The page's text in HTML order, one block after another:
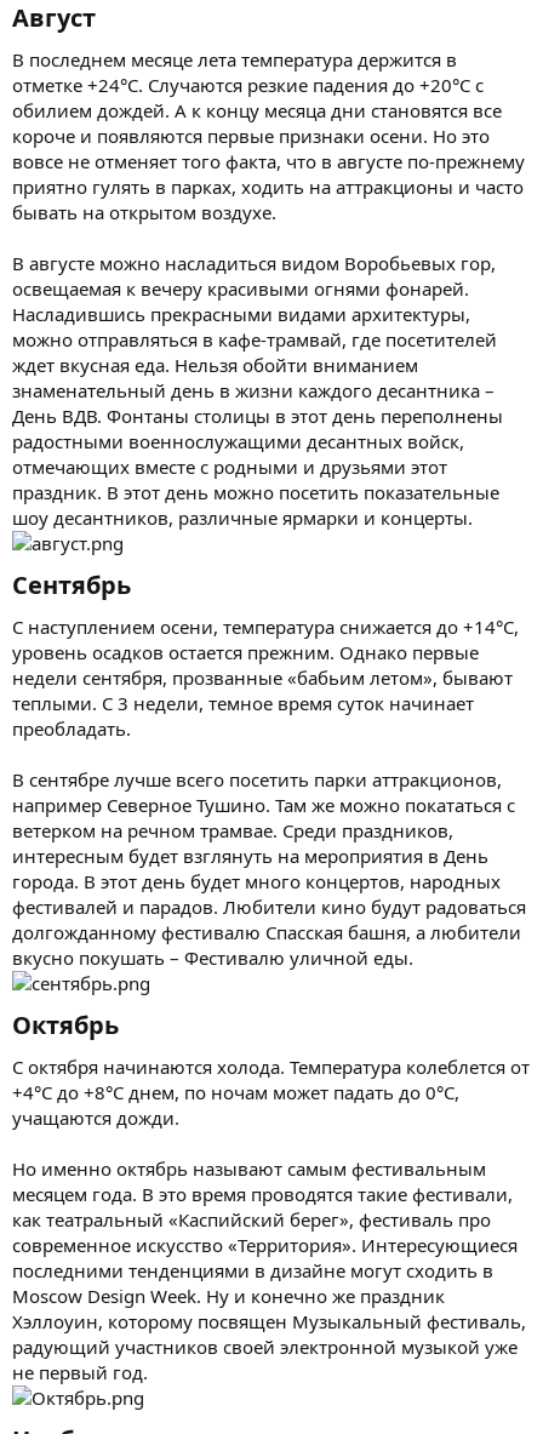
Август​
В последнем месяце лета температура держится в
отметке +24°C. Случаются резкие падения до +20°C с
обилием дождей. А к концу месяца дни становятся все
короче и появляются первые признаки осени. Но это
вовсе не отменяет того факта, что в августе по-прежнему
приятно гулять в парках, ходить на аттракционы и часто
бывать на открытом воздухе.
В августе можно насладиться видом Воробьевых гор,
освещаемая к вечеру красивыми огнями фонарей.
Насладившись прекрасными видами архитектуры,
можно отправляться в кафе-трамвай, где посетителей
ждет вкусная еда. Нельзя обойти вниманием
знаменательный день в жизни каждого десантника –
День ВДВ. Фонтаны столицы в этот день переполнены
радостными военнослужащими десантных войск,
отмечающих вместе с родными и друзьями этот
праздник. В этот день можно посетить показательные
шоу десантников, различные ярмарки и концерты.
Сентябрь​
С наступлением осени, температура снижается до +14°C,
уровень осадков остается прежним. Однако первые
недели сентября, прозванные «бабьим летом», бывают
теплыми. С 3 недели, темное время суток начинает
преобладать.
В сентябре лучше всего посетить парки аттракционов,
например Северное Тушино. Там же можно покататься с
ветерком на речном трамвае. Среди праздников,
интересным будет взглянуть на мероприятия в День
города. В этот день будет много концертов, народных
фестивалей и парадов. Любители кино будут радоваться
долгожданному фестивалю Спасская башня, а любители
вкусно покушать – Фестивалю уличной еды.
Октябрь​
С октября начинаются холода. Температура колеблется от
+4°C до +8°C днем, по ночам может падать до 0°C,
учащаются дожди.
Но именно октябрь называют самым фестивальным
месяцем года. В это время проводятся такие фестивали,
как театральный «Каспийский берег», фестиваль про
современное искусство «Территория». Интересующиеся
последними тенденциями в дизайне могут сходить в
Moscow Design Week. Ну и конечно же праздник
Хэллоуин, которому посвящен Музыкальный фестиваль,
радующий участников своей электронной музыкой уже
не первый год.